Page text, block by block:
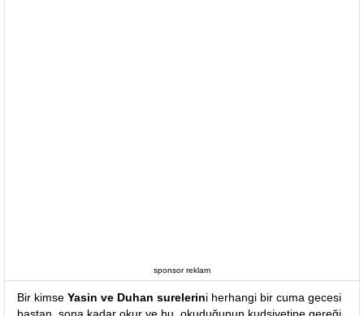
sponsor reklam
Bir kimse Yasin ve Duhan surelerini herhangi bir cuma gecesi